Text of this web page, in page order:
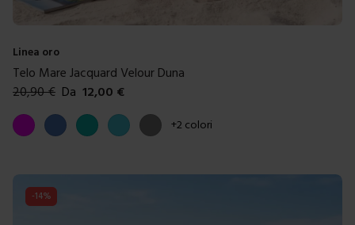
Linea oro
Telo Mare Jacquard Velour Duna
20,90€ Da 12,00 €
Colori disponibili
FucsiaBlue TiffanyAzzurroGrigio +2 colori
-14%